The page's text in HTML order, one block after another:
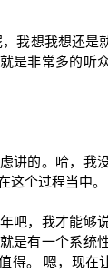
我想我想还是
是非常多的听
讲的。哈，我
这个过程当中。
吧，我才能够
是有一个系统
得。 嗯，现在